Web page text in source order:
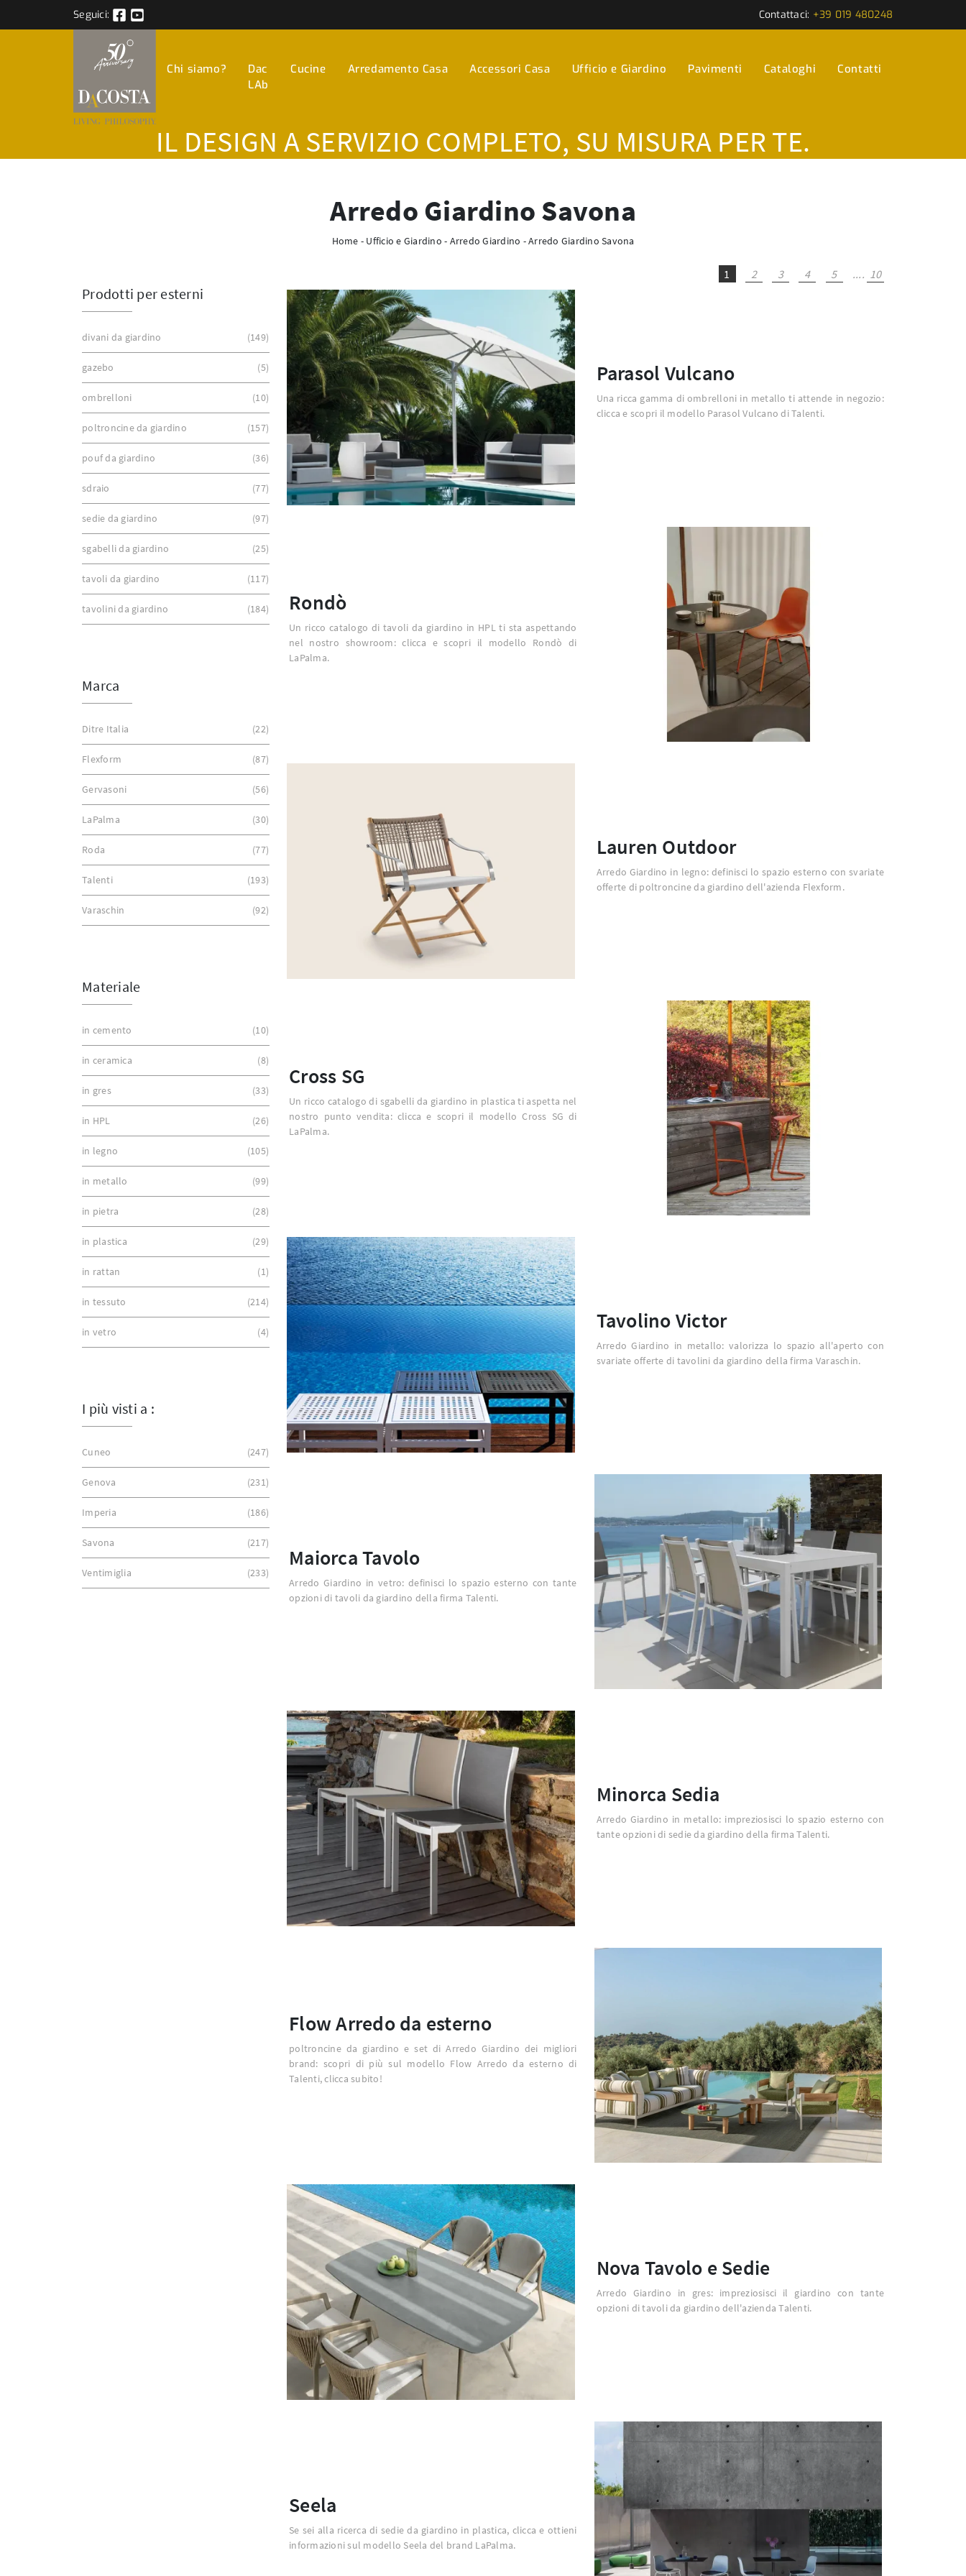
Seguici: Contattaci: +39 019 480248
Chi siamo?
Dac
LAb
Cucine Arredamento Casa Accessori Casa Ufficio e Giardino Pavimenti Cataloghi Contatti
IL DESIGN A SERVIZIO COMPLETO, SU MISURA PER TE.
Arredo Giardino Savona
Home - Ufficio e Giardino - Arredo Giardino -Arredo Giardino Savona
1 2 3 4 5 .... 10
Parasol Vulcano
Una ricca gamma di ombrelloni in metallo ti attende in negozio:
clicca e scopri il modello Parasol Vulcano di Talenti.
Rondò
Un ricco catalogo di tavoli da giardino in HPL ti sta aspettando
nel nostro showroom: clicca e scopri il modello Rondò di
LaPalma.
Lauren Outdoor
Arredo Giardino in legno: definisci lo spazio esterno con svariate
offerte di poltroncine da giardino dell'azienda Flexform.
Cross SG
Un ricco catalogo di sgabelli da giardino in plastica ti aspetta nel
nostro punto vendita: clicca e scopri il modello Cross SG di
LaPalma.
Tavolino Victor
Arredo Giardino in metallo: valorizza lo spazio all'aperto con
svariate offerte di tavolini da giardino della firma Varaschin.
Maiorca Tavolo
Arredo Giardino in vetro: definisci lo spazio esterno con tante
opzioni di tavoli da giardino della firma Talenti.
Minorca Sedia
Arredo Giardino in metallo: impreziosisci lo spazio esterno con
tante opzioni di sedie da giardino della firma Talenti.
Flow Arredo da esterno
poltroncine da giardino e set di Arredo Giardino dei migliori
brand: scopri di più sul modello Flow Arredo da esterno di
Talenti, clicca subito!
Nova Tavolo e Sedie
Arredo Giardino in gres: impreziosisci il giardino con tante
opzioni di tavoli da giardino dell'azienda Talenti.
Seela
Se sei alla ricerca di sedie da giardino in plastica, clicca e ottieni
informazioni sul modello Seela del brand LaPalma.
Prodotti per esterni
divani da giardino 149
gazebo 5
ombrelloni 10
poltroncine da giardino 157
pouf da giardino 36
sdraio 77
sedie da giardino 97
sgabelli da giardino 25
tavoli da giardino 117
tavolini da giardino 184
Marca
Ditre Italia 22
Flexform 87
Gervasoni 56
LaPalma 30
Roda 77
Talenti 193
Varaschin 92
Materiale
in cemento 10
in ceramica 8
in gres 33
in HPL 26
in legno 105
in metallo 99
in pietra 28
in plastica 29
in rattan 1
in tessuto 214
in vetro 4
I più visti a :
Cuneo 247
Genova 231
Imperia 186
Savona 217
Ventimiglia 233